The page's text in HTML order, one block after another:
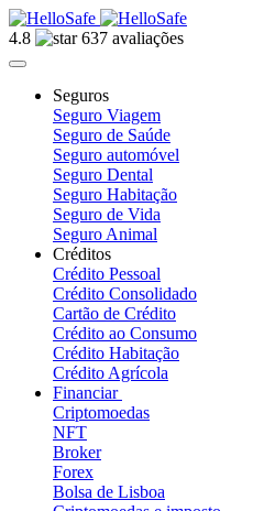
4.8 637 avaliações
Seguros
Seguro Viagem
Seguro de Saúde
Seguro automóvel
Seguro Dental
Seguro Habitação
Seguro de Vida
Seguro Animal
Créditos
Crédito Pessoal
Crédito Consolidado
Cartão de Crédito
Crédito ao Consumo
Crédito Habitação
Crédito Agrícola
Financiar
Criptomoedas
NFT
Broker
Forex
Bolsa de Lisboa